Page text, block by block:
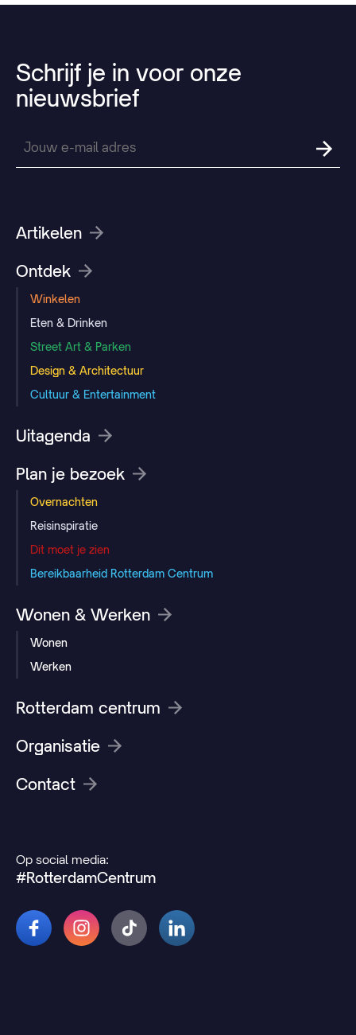
Schrijf je in voor onze
nieuwsbrief
Artikelen
Ontdek
Winkelen
Eten & Drinken
Street Art & Parken
Design & Architectuur
Cultuur & Entertainment
Uitagenda
Plan je bezoek
Overnachten
Reisinspiratie
Dit moet je zien
Bereikbaarheid Rotterdam Centrum
Wonen & Werken
Wonen
Werken
Rotterdam centrum
Organisatie
Contact
Op social media:
#RotterdamCentrum